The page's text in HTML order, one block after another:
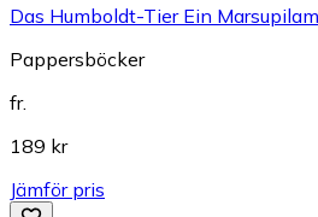
Das Humboldt-Tier Ein
Pappersböcker
fr.
189 kr
Jämför pris